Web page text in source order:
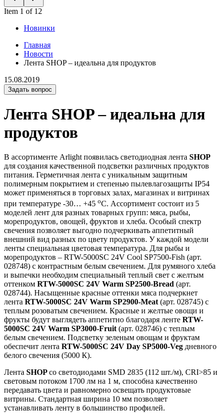
Item 1 of 12
Новинки
Главная
Новости
Лента SHOP – идеальна для продуктов
15.08.2019
Задать вопрос
Лента SHOP – идеальна для
продуктов
В ассортименте Arlight появилась светодиодная лента SHOP
для создания качественной подсветки различных продуктов
питания. Герметичная лента с уникальным защитным
полимерным покрытием и степенью пылевлагозащиты IP54
может применяться в торговых залах, магазинах и витринах
при температуре -30… +45 oС. Ассортимент состоит из 5
моделей лент для разных товарных групп: мяса, рыбы,
морепродуктов, овощей, фруктов и хлеба. Особый спектр
свечения позволяет выгодно подчеркивать аппетитный
внешний вид разных по цвету продуктов. У каждой модели
ленты специальная цветовая температура. Для рыбы и
морепродуктов – RTW-5000SC 24V Cool SP7500-Fish (арт.
028748) с контрастным белым свечением. Для румяного хлеба
и выпечки необходим специальный теплый свет с желтым
оттенком RTW-5000SC 24V Warm SP2500-Bread (арт.
028744). Насыщенные красные оттенки мяса подчеркнет
лента RTW-5000SC 24V Warm SP2900-Meat (арт. 028745) с
теплым розоватым свечением. Красные и желтые овощи и
фрукты будут выглядеть аппетитно благодаря ленте RTW-
5000SC 24V Warm SP3000-Fruit (арт. 028746) с теплым
белым свечением. Подсветку зеленым овощам и фруктам
обеспечит лента RTW-5000SC 24V Day SP5000-Veg дневного
белого свечения (5000 К).
Лента SHOPсо светодиодами SMD 2835 (112 шт./м), CRI>85 и
световым потоком 1700 лм на 1 м, способна качественно
передавать цвета и равномерно освещать продуктовые
витрины. Стандартная ширина 10 мм позволяет
устанавливать ленту в большинство профилей.